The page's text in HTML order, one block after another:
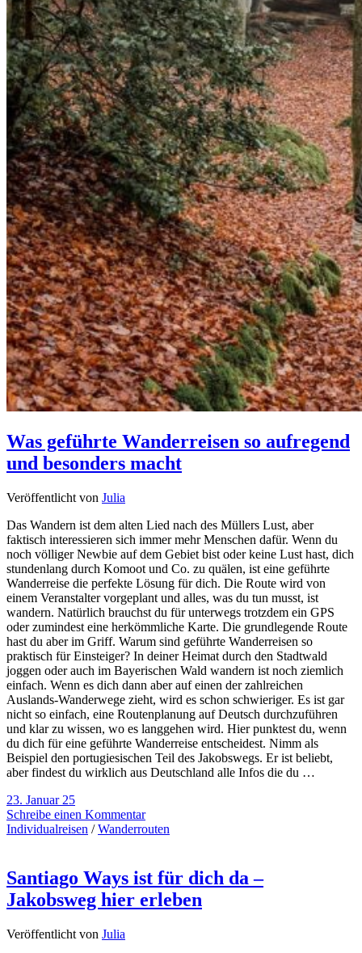
Was geführte Wanderreisen so aufregend
und besonders macht
Veröffentlicht von Julia
Das Wandern ist dem alten Lied nach des Müllers Lust, aber
faktisch interessieren sich immer mehr Menschen dafür. Wenn du
noch völliger Newbie auf dem Gebiet bist oder keine Lust hast, dich
stundenlang durch Komoot und Co. zu quälen, ist eine geführte
Wanderreise die perfekte Lösung für dich. Die Route wird von
einem Veranstalter vorgeplant und alles, was du tun musst, ist
wandern. Natürlich brauchst du für unterwegs trotzdem ein GPS
oder zumindest eine herkömmliche Karte. Die grundlegende Route
hast du aber im Griff. Warum sind geführte Wanderreisen so
praktisch für Einsteiger? In deiner Heimat durch den Stadtwald
joggen oder auch im Bayerischen Wald wandern ist noch ziemlich
einfach. Wenn es dich dann aber auf einen der zahlreichen
Auslands-Wanderwege zieht, wird es schon schwieriger. Es ist gar
nicht so einfach, eine Routenplanung auf Deutsch durchzuführen
und klar zu wissen, wo es langgehen wird. Hier punktest du, wenn
du dich für eine geführte Wanderreise entscheidest. Nimm als
Beispiel den portugiesischen Teil des Jakobswegs. Er ist beliebt,
aber findest du wirklich aus Deutschland alle Infos die du …
23. Januar 25
Schreibe einen Kommentar
Individualreisen /Wanderrouten
Santiago Ways ist für dich da –
Jakobsweg hier erleben
Veröffentlicht von Julia